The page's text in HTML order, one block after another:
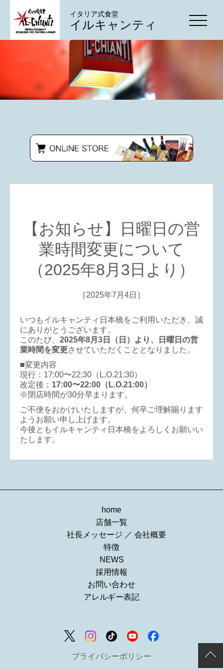
イタリア式食堂
イルキャンティ
【お知らせ】日曜日の営
業時間変更について
（2025年8月3日より）
［2025年7月4日］
いつもイルキャンティ日本橋をご利用いただき、誠
にありがとうございます。
このたび、 2025年8月3日（日）より、日曜日の営
業時間を変更させていただくこととなりました。
■変更内容
現行：17:00〜22:30（L.O.21:30）
改定後： 17:00〜22:00（L.O.21:00）
※閉店時間が30分早まります。
ご不便をおかけいたしますが、何卒ご理解賜ります
ようお願い申し上げます。
今後ともイルキャンティ日本橋をよろしくお願いい
たします。
home
店舗一覧
社長メッセージ ／ 会社概要
特徴
NEWS
採用情報
お問い合わせ
アレルギー表記
プライバシーポリシー